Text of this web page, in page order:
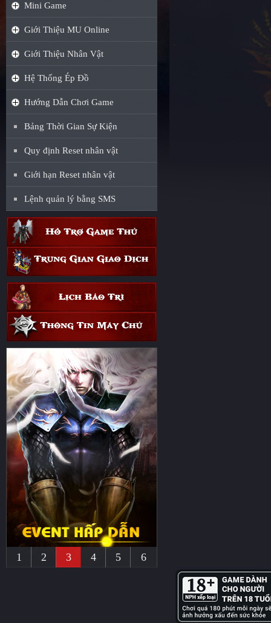
Mini Game
Giới Thiệu MU Online
Giới Thiệu Nhân Vật
Hệ Thống Ép Đồ
Hướng Dẫn Chơi Game
Bảng Thời Gian Sự Kiện
Quy định Reset nhân vật
Giới hạn Reset nhân vật
Lệnh quản lý bằng SMS
1 2 3 4 5 6